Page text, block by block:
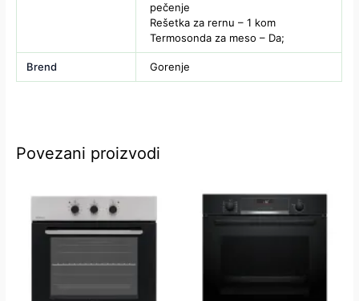
pečenje
Rešetka za rernu – 1 kom
Termosonda za meso – Da;
Brend Gorenje
Povezani proizvodi